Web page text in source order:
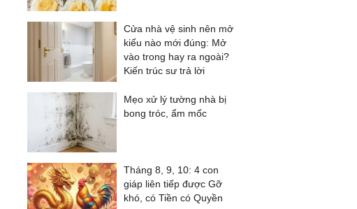
Cửa nhà vệ sinh nên mở
kiểu nào mới đúng: Mở
vào trong hay ra ngoài?
Kiến trúc sư trả lời
Mẹo xử lý tường nhà bị
bong tróc, ẩm mốc
Tháng 8, 9, 10: 4 con
giáp liên tiếp được Gỡ
khó, có Tiền có Quyền